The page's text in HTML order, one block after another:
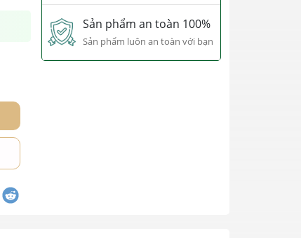
Sản phẩm an toàn 100%
Sản phẩm luôn an toàn với bạn